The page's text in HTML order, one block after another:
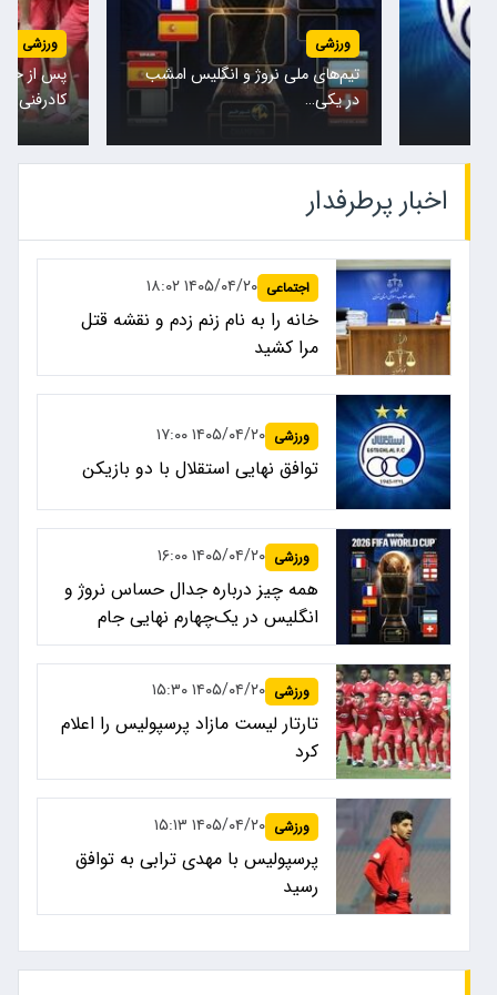
ورزشی
تیم‌های ملی نروژ و انگلیس امشب
در یکی…
ورزشی
پس از
کادرفنی…
اخبار پرطرفدار
اجتماعی ۱۴۰۵/۰۴/۲۰ ۱۸:۰۲
خانه را به نام زنم زدم و نقشه قتل
مرا کشید
ورزشی ۱۴۰۵/۰۴/۲۰ ۱۷:۰۰
توافق نهایی استقلال با دو بازیکن
ورزشی ۱۴۰۵/۰۴/۲۰ ۱۶:۰۰
همه چیز درباره جدال حساس نروژ و
انگلیس در یک‌چهارم نهایی جام
جهانی ۲۰۲۶
ورزشی ۱۴۰۵/۰۴/۲۰ ۱۵:۳۰
تارتار لیست مازاد پرسپولیس را اعلام
کرد
ورزشی ۱۴۰۵/۰۴/۲۰ ۱۵:۱۳
پرسپولیس با مهدی ترابی به توافق
رسید